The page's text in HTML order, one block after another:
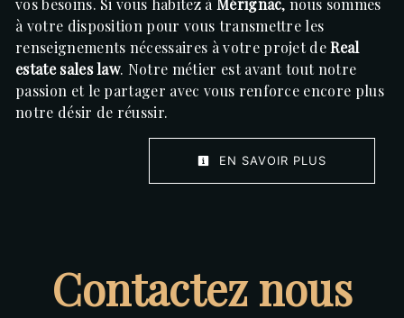
vos besoins. Si vous habitez à Mérignac, nous sommes
à votre disposition pour vous transmettre les
renseignements nécessaires à votre projet deReal
estate sales law. Notre métier est avant tout notre
passion et le partager avec vous renforce encore plus
notre désir de réussir.
EN SAVOIR PLUS
Contactez nous